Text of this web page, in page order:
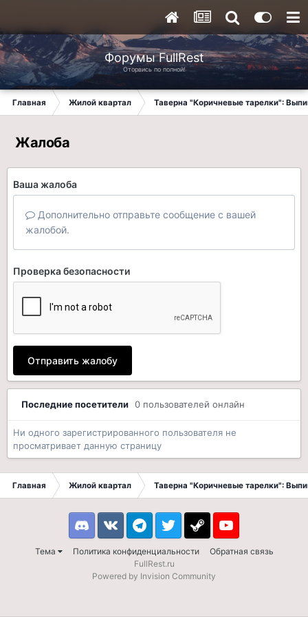
Форумы FullRest
Оторвись по полной!
Главная Жилой квартал Таверна "Коричневые тарелки":
Жалоба
Ваша жалоба
Дополнительно отправьте сообщение с вашей
жалобой.
Проверка безопасности
Отправить жалобу
Последние посетители 0 пользователей онлайн
Ни одного зарегистрированного пользователя не
просматривает данную страницу
Главная Жилой квартал Таверна "Коричневые тарелки":
Тема Политика конфиденциальности Обратная связь
DiscordVK TelegramTwitter Steam Youtube
FullRest.ru
Powered by Invision Community